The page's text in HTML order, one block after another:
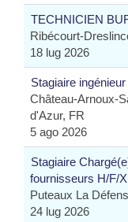
TECHNICIEN
Ribécourt-
18 lug 2026
Stagiaire
Château-Arnoux-
d'Azur, FR
5 ago 2026
Stagiaire
fournisseurs H/F/X
Puteaux La
24 lug 2026